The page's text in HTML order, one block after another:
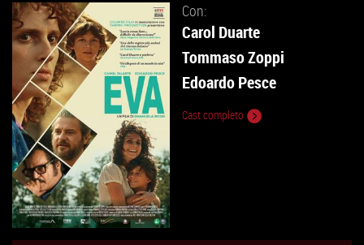
Con:
Carol Duarte
Tommaso Zoppi
Edoardo Pesce
Cast completo